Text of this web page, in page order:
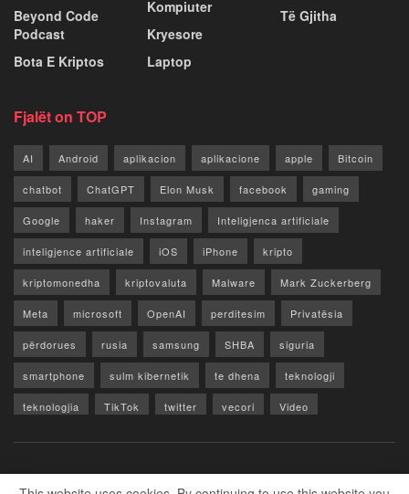
Beyond Code
Podcast
Bota E Kriptos
Kompiuter
Kryesore
Laptop
Të Gjitha
Fjalët on TOP
AI Android aplikacion aplikacione apple Bitcoin
chatbot ChatGPT Elon Musk facebook gaming
Google haker Instagram Inteligjenca artificiale
inteligjence artificiale iOS iPhone kripto
kriptomonedha kriptovaluta Malware Mark Zuckerberg
Meta microsoft OpenAI perditesim Privatësia
përdorues rusia samsung SHBA siguria
smartphone sulm kibernetik te dhena teknologji
teknologjia TikTok twitter vecori Video